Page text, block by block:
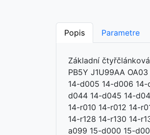
Popis Parametre
Základní
PB5Y J1U99AA
14-d005 14-d006
d044 14-d045 14-
14-r010 14-r012 14-
14-r128 14-r130 14-
a099 15-d000 15-